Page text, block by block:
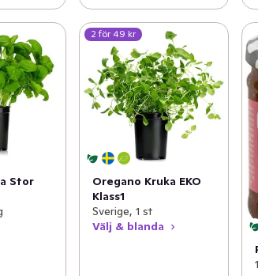
Stor
2 för 49 kr
Oregano Kruka EKO
Klass1
Sverige, 1 st
Välj & blanda